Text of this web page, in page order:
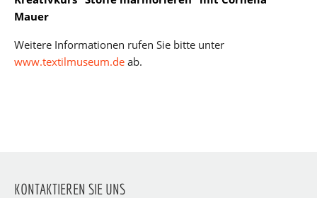
Mauer
Weitere Informationen rufen Sie bitte unter
www.textilmuseum.de ab.
KONTAKTIEREN SIE UNS